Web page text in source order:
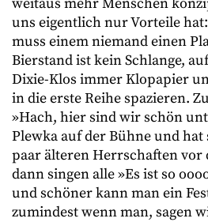
uns eigentlich nur Vorteile
muss einem niemand einen
Bierstand ist kein Schlange,
Dixie-Klos immer Klopapier
in die erste Reihe spazieren.
»Hach, hier sind wir schön
Plewka auf der Bühne und
paar älteren Herrschaften vor
dann singen alle »Es ist so
und schöner kann man ein
zumindest wenn man, sagen